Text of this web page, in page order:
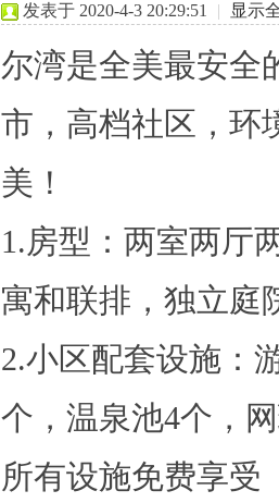
发表于 2020-4-3 20:29:51 | 显示
尔湾是全美最安全
市，高档社区，环
美！
1.房型：两室两厅
寓和联排，独立庭
2.小区配套设施：
个，温泉池4个，
所有设施免费享受